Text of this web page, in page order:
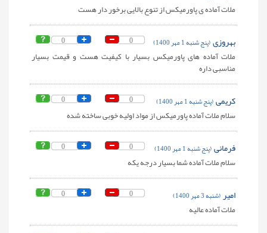
ملات آماده ی پاورمیکس از تنوع بالایی برخور دار هست
0 0 بهروزی(پنج شنبه 1 مهر 1400)
ملات آماده های پاورمیکس بسیار با کیفیت هست و قیمت بسیار
مناسبی داره
0 0 کریمی(پنج شنبه 1 مهر 1400)
سلام ملات آماده پاورمیکس از مواد اولیه خوبی ساخته شده
0 0 فرمانی(پنج شنبه 1 مهر 1400)
سلام ملات آماده شما بسیار درجه یکه
0 0 امیر(شنبه 3 مهر 1400)
ملات آماده عالیه